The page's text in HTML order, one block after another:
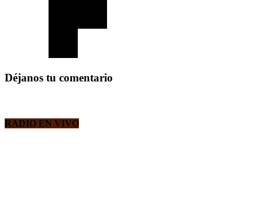
Déjanos tu comentario
RADIO EN VIVO